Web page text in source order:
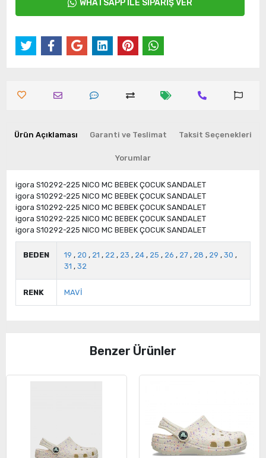
WHATSAPP İLE SİPARİŞ VER
Ürün Açıklaması Garanti ve Teslimat Taksit Seçenekleri
Yorumlar
igora S10292-225 NICO MC BEBEK ÇOCUK SANDALET
igora S10292-225 NICO MC BEBEK ÇOCUK SANDALET
igora S10292-225 NICO MC BEBEK ÇOCUK SANDALET
igora S10292-225 NICO MC BEBEK ÇOCUK SANDALET
igora S10292-225 NICO MC BEBEK ÇOCUK SANDALET
BEDEN 19 , 20 , 21 , 22 , 23 , 24 , 25 , 26 , 27 , 28 , 29 , 30 ,
31 , 32
RENK MAVİ
Benzer Ürünler